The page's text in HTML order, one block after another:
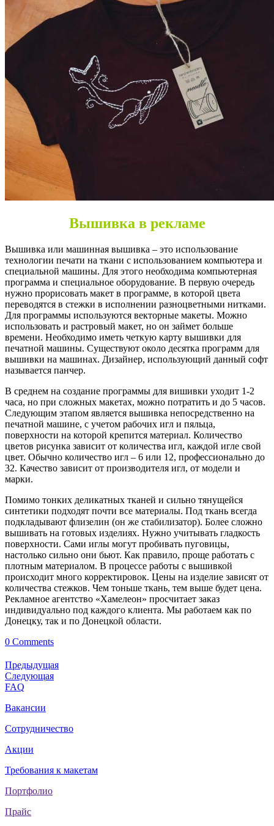
Вышивка в рекламе
Вышивка или машинная вышивка – это использование
технологии печати на ткани с использованием компьютера и
специальной машины. Для этого необходима компьютерная
программа и специальное оборудование. В первую очередь
нужно прорисовать макет в программе, в которой цвета
переводятся в стежки в исполнении разноцветными нитками.
Для программы используются векторные макеты. Можно
использовать и растровый макет, но он займет больше
времени. Необходимо иметь четкую карту вышивки для
печатной машины. Существуют около десятка программ для
вышивки на машинах. Дизайнер, использующий данный софт
называется панчер.
В среднем на создание программы для вишивки уходит 1-2
часа, но при сложных макетах, можно потратить и до 5 часов.
Следующим этапом является вышивка непосредственно на
печатной машине, с учетом рабочих игл и пяльца,
поверхности на которой крепится материал. Количество
цветов рисунка зависит от количества игл, каждой игле свой
цвет. Обычно количество игл – 6 или 12, профессионально до
32. Качество зависит от производителя игл, от модели и
марки.
Помимо тонких деликатных тканей и сильно тянущейся
синтетики подходят почти все материалы. Под ткань всегда
подкладывают флизелин (он же стабилизатор). Более сложно
вышивать на готовых изделиях. Нужно учитывать гладкость
поверхности. Сами иглы могут пробивать пуговицы,
настолько сильно они бьют. Как правило, проще работать с
плотным материалом. В процессе работы с вышивкой
происходит много корректировок. Цены на изделие зависят от
количества стежков. Чем тоньше ткань, тем выше будет цена.
Рекламное агентство «Хамелеон» просчитает заказ
индивидуально под каждого клиента. Мы работаем как по
Донецку, так и по Донецкой области.
0 Comments
Предыдущая
Следующая
FAQ
Вакансии
Сотрудничество
Акции
Требования к макетам
Портфолио
Прайс